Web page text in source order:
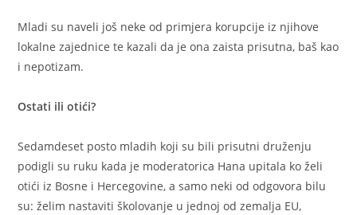
Mladi su naveli još neke od primjera korupcije iz njihove
lokalne zajednice te kazali da je ona zaista prisutna, baš kao
i nepotizam.
Ostati ili otići?
Sedamdeset posto mladih koji su bili prisutni druženju
podigli su ruku kada je moderatorica Hana upitala ko želi
otići iz Bosne i Hercegovine, a samo neki od odgovora bilu
su: želim nastaviti školovanje u jednoj od zemalja EU,